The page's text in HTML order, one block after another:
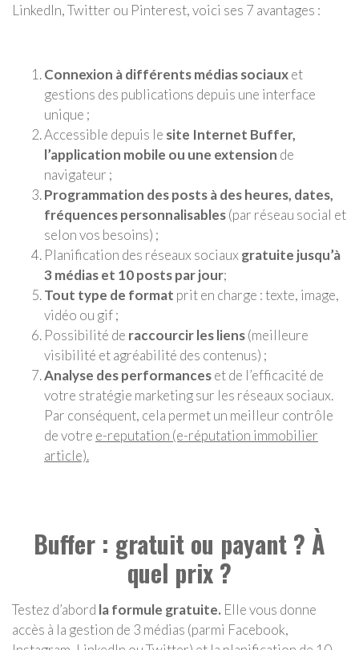
LinkedIn, Twitter ou Pinterest, voici ses 7 avantages :
Connexion à différents médias sociauxet
gestions des publications depuis une interface
unique ;
Accessible depuis le site Internet Buffer,
l’application mobile ou une extension de
navigateur ;
Programmation des posts à des heures, dates,
fréquences personnalisables(par réseau social et
selon vos besoins) ;
Planification des réseaux sociaux gratuite jusqu’à
3 médias et 10 posts par jour;
Tout type de format prit en charge : texte, image,
vidéo ou gif ;
Possibilité de raccourcir les liens(meilleure
visibilité et agréabilité des contenus) ;
Analyse des performanceset de l’efficacité de
votre stratégie marketing sur les réseaux sociaux.
Par conséquent, cela permet un meilleur contrôle
de votre e-reputation (e-réputation immobilier
article).
Buffer : gratuit ou payant ? À
quel prix ?
Testez d’abord la formule gratuite. Elle vous donne
accès à la gestion de 3 médias (parmi Facebook,